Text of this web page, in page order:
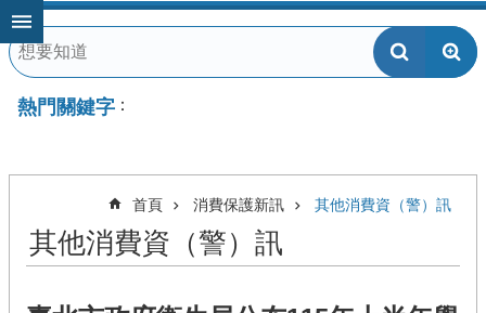
跳到主要內容區塊
熱門關鍵字
首頁 消費保護新訊 其他消費資（警）訊
其他消費資（警）訊